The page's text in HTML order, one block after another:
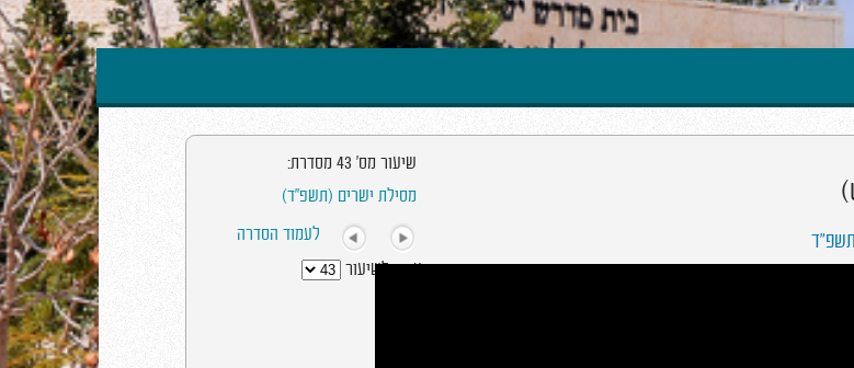
שיעור מס' 43 מסדרת:
מסילת ישרים (תשפ"ד)
לעמוד הסדרה
עבור לשיעור